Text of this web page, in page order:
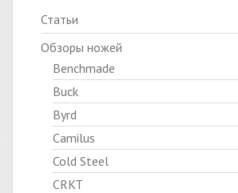
Статьи
Обзоры ножей
Benchmade
Buck
Byrd
Camilus
Cold Steel
CRKT